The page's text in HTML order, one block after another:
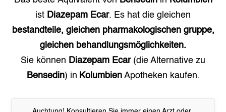
ist Diazepam Ecar. Es hat die gleichen
bestandteile, gleichen pharmakologischen gruppe,
gleichen behandlungsmöglichkeiten.
Sie können Diazepam Ecar(die Alternative zu
Bensedin) in KolumbienApotheken kaufen.